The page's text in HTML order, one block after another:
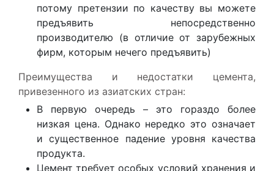
потому претензии по качеству вы можете
предъявить непосредственно
производителю (в отличие от зарубежных
фирм, которым нечего предъявить)
Преимущества и недостатки цемента,
привезенного из азиатских стран:
В первую очередь – это гораздо более
низкая цена. Однако нередко это означает
и существенное падение уровня качества
продукта.
Цемент требует особых условий хранения и